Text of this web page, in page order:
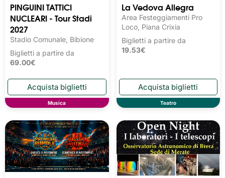
PINGUINI TATTICI
NUCLEARI - Tour Stadi
2027
Stadio Comunale, Bibione
Biglietti a partire da
69.00€
Musica
La Vedova Allegra
Area Festeggiamenti Pro
Loco, Piana Crixia
Biglietti a partire da
19.53€
Teatro